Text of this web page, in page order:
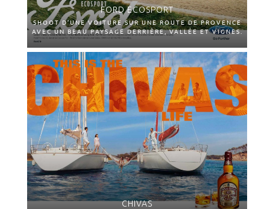
FORD ECOSPORT
SHOOT D’UNE VOITURE SUR UNE ROUTE DE PROVENCE
AVEC UN BEAU PAYSAGE DERRIÈRE, VALLÉE ET VIGNES.
CHIVAS